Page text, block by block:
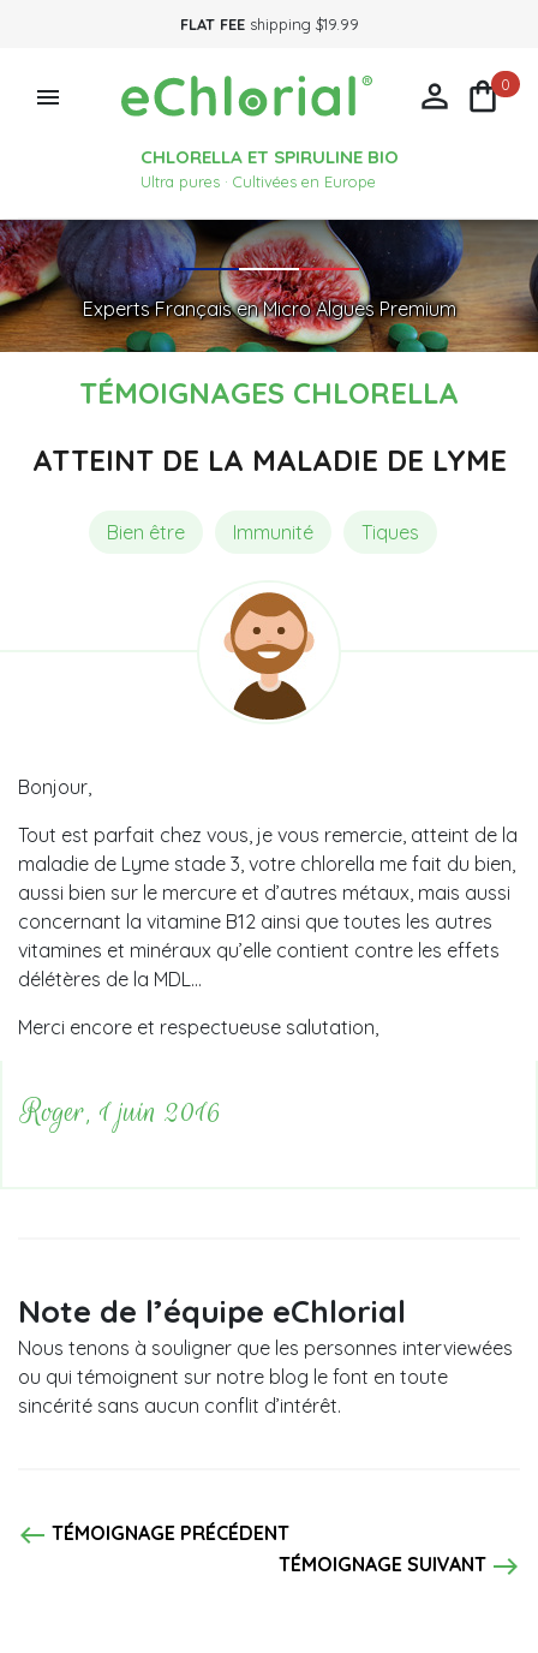
FLAT FEEshipping $19.99

CHLORELLA ET SPIRULINE BIO
Ultra pures · Cultivées en Europe
 0
Experts Français en Micro Algues Premium
TÉMOIGNAGES CHLORELLA
ATTEINT DE LA MALADIE DE LYME
Bien être Immunité Tiques
Bonjour,
Tout est parfait chez vous, je vous remercie, atteint de la
maladie de Lyme stade 3, votre chlorella me fait du bien,
aussi bien sur le mercure et d’autres métaux, mais aussi
concernant la vitamine B12 ainsi que toutes les autres
vitamines et minéraux qu’elle contient contre les effets
délétères de la MDL…
Merci encore et respectueuse salutation,
Roger, 1 juin 2016
Note de l’équipe eChlorial
Nous tenons à souligner que les personnes interviewées
ou qui témoignent sur notre blog le font en toute
sincérité sans aucun conflit d’intérêt.
west TÉMOIGNAGE PRÉCÉDENT
TÉMOIGNAGE SUIVANT east